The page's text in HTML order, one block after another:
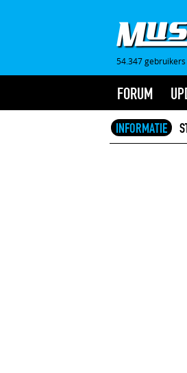
54.347 gebruikers
FORUM
INFORMATIE